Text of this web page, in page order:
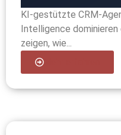
KI-gestützte CRM-
Intelligence dominieren
zeigen, wie...